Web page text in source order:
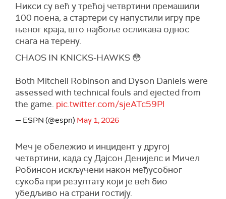
Никси су већ у трећој четвртини премашили
100 поена, а стартери су напустили игру пре
њеног краја, што најбоље осликава однос
снага на терену.
CHAOS IN KNICKS-HAWKS 😳
Both Mitchell Robinson and Dyson Daniels were
assessed with technical fouls and ejected from
the game. pic.twitter.com/sjeATc59Pl
— ESPN (@espn) May 1, 2026
Меч је обележио и инцидент у другој
четвртини, када су Дајсон Денијелс и Мичел
Робинсон искључени након међусобног
сукоба при резултату који је већ био
убедљиво на страни гостију.